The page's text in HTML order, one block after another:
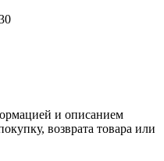
и описанием
возврата товара или